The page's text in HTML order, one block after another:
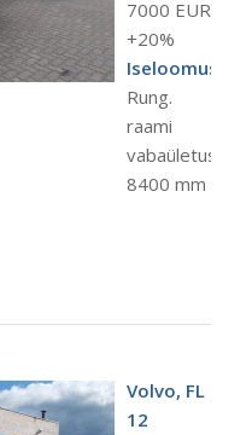
7000 EUR
+20%
Iseloomustus:
Rung.
raami
vabaületus
8400 mm
Volvo, FL
12